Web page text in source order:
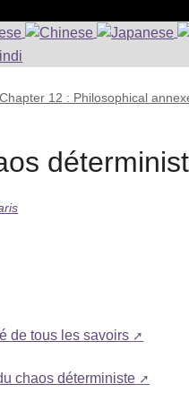
Chapter 12 : Philosophical
de tous les savoirs
chaos déterministe